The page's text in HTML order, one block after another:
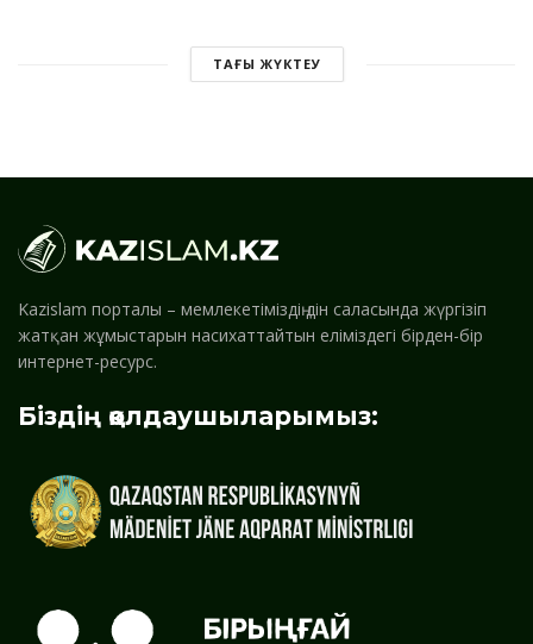
ТАҒЫ ЖҮКТЕУ
Kazislam порталы – мемлекетіміздің дін саласында жүргізіп
жатқан жұмыстарын насихаттайтын еліміздегі бірден-бір
интернет-ресурс.
Біздің қолдаушыларымыз: